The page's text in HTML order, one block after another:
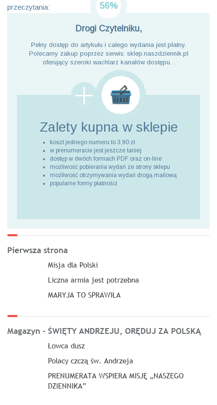
przeczytania:
56%
Drogi Czytelniku,
Pełny dostęp do artykułu i całego wydania jest płatny.
Polecamy zakup poprzez serwis: sklep.naszdziennik.pl
oferujący szeroki wachlarz kanałów dostępu. .
Zalety kupna w sklepie
koszt jednego numeru to 3,90 zł
w prenumeracie jest jeszcze taniej
dostęp w dwóch formach PDF oraz on-line
możliwość pobierania wydań ze strony sklepu
możliwość otrzymywania wydań drogą mailową
popularne formy płatności
Pierwsza strona
Misja dla Polski
Liczna armia jest potrzebna
MARYJA TO SPRAWIŁA
Magazyn - ŚWIĘTY ANDRZEJU, ORĘDUJ ZA POLSKĄ
Łowca dusz
Polacy czczą św. Andrzeja
PRENUMERATA WSPIERA MISJĘ „NASZEGO
DZIENNIKA”